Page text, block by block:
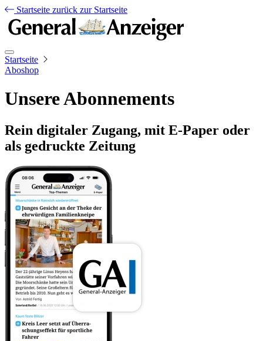
Startseite zurück zur Startseite
Startseite
Aboshop
Unsere Abonnements
Rein digitaler Zugang, mit E-Paper oder
als gedruckte Zeitung